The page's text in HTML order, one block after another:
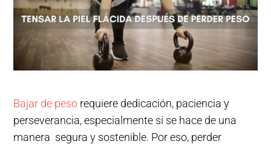
Bajar de peso requiere dedicación, paciencia y
perseverancia, especialmente si se hace de una
manera segura y sostenible. Por eso, perder